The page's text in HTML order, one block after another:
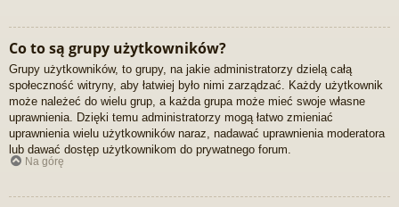
Co to są grupy użytkowników?
Grupy użytkowników, to grupy, na jakie administratorzy dzielą całą
społeczność witryny, aby łatwiej było nimi zarządzać. Każdy użytkownik
może należeć do wielu grup, a każda grupa może mieć swoje własne
uprawnienia. Dzięki temu administratorzy mogą łatwo zmieniać
uprawnienia wielu użytkowników naraz, nadawać uprawnienia moderatora
lub dawać dostęp użytkownikom do prywatnego forum.
Na górę